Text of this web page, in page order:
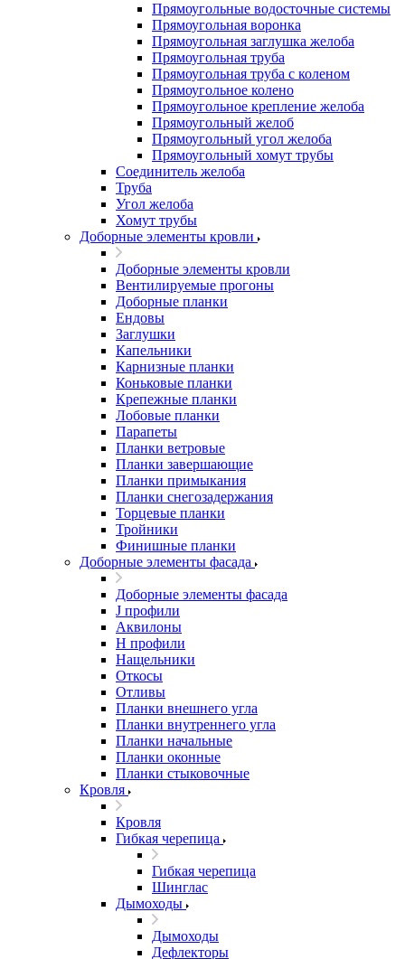
Прямоугольные водосточные системы
Прямоугольная воронка
Прямоугольная заглушка желоба
Прямоугольная труба
Прямоугольная труба c коленом
Прямоугольное колено
Прямоугольное крепление желоба
Прямоугольный желоб
Прямоугольный угол желоба
Прямоугольный хомут трубы
Соединитель желоба
Труба
Угол желоба
Хомут трубы
Доборные элементы кровли
Доборные элементы кровли
Вентилируемые прогоны
Доборные планки
Ендовы
Заглушки
Капельники
Карнизные планки
Коньковые планки
Крепежные планки
Лобовые планки
Парапеты
Планки ветровые
Планки завершающие
Планки примыкания
Планки снегозадержания
Торцевые планки
Тройники
Финишные планки
Доборные элементы фасада
Доборные элементы фасада
J профили
Аквилоны
Н профили
Нащельники
Откосы
Отливы
Планки внешнего угла
Планки внутреннего угла
Планки начальные
Планки оконные
Планки стыковочные
Кровля
Кровля
Гибкая черепица
Гибкая черепица
Шинглас
Дымоходы
Дымоходы
Дефлекторы